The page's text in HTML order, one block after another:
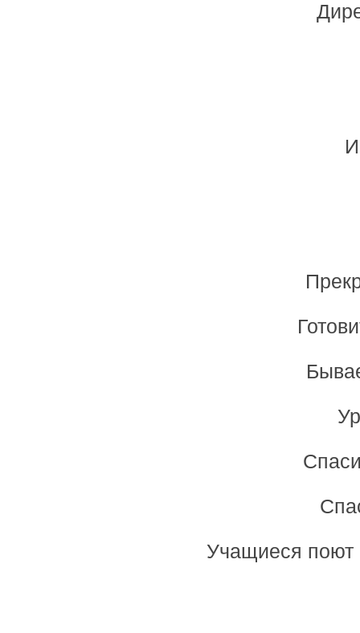
Учащиеся поют